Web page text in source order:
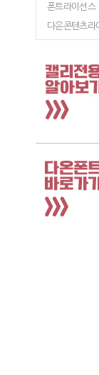
폰트라이선스
다온콘텐츠라